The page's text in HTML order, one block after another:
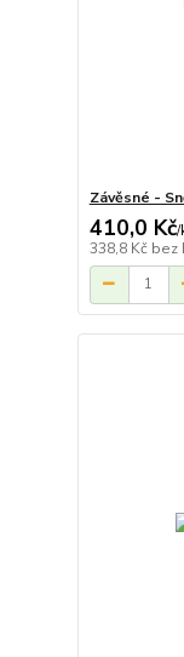
Závěsné -
410,0 Kč/
338,8 Kč bez